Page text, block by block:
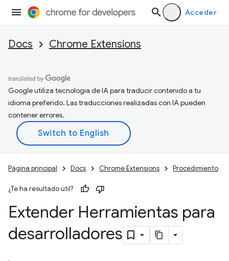
Acceder
Docs Chrome Extensions
Google utiliza tecnología de IA para traducir contenido a tu
idioma preferido. Las traducciones realizadas con IA pueden
contener errores.
Página principal Docs Chrome Extensions Procedimiento
¿Te ha resultado útil?
Extender Herramientas para
desarrolladores